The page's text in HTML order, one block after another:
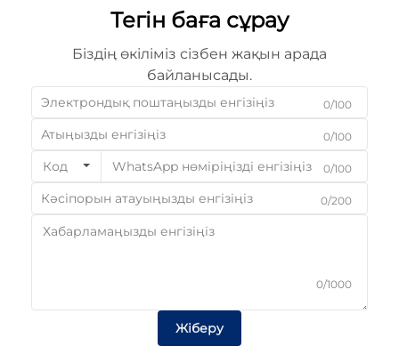
Тегін баға сұрау
Біздің өкіліміз сізбен жақын арада
байланысады.
0/100
0/100
Код 0/100
0/200
0/1000
Жіберу